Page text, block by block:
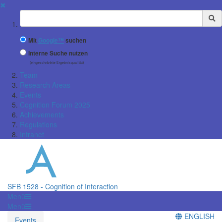
✖
Suchbegriff
Mit Google™ suchen
Interne Suche nutzen
(eingeschränkte Ergebnisqualität)
Team
Research Areas
Events
Cognition Forum 2025
Achievements
Regulations
Intranet
SFB 1528 - Cognition of Interaction
Menü
Menü
Events
ENGLISH